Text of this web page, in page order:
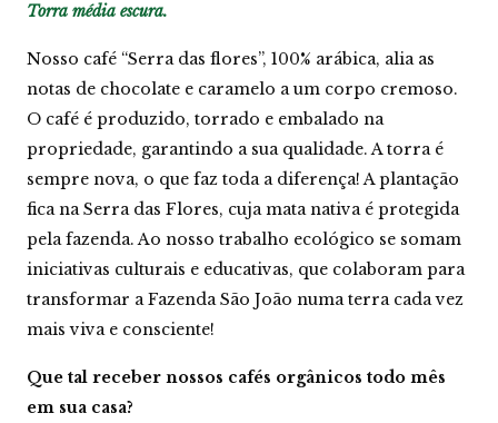
a
e
Torra média escura.
Nosso café “Serra das flores”, 100% arábica, alia as
notas de chocolate e caramelo a um corpo cremoso.
O café é produzido, torrado e embalado na
propriedade, garantindo a sua qualidade. A torra é
sempre nova, o que faz toda a diferença! A plantação
fica na Serra das Flores, cuja mata nativa é protegida
pela fazenda. Ao nosso trabalho ecológico se somam
iniciativas culturais e educativas, que colaboram para
transformar a Fazenda São João numa terra cada vez
mais viva e consciente!
Que tal receber nossos cafés orgânicos todo mês
em sua casa?